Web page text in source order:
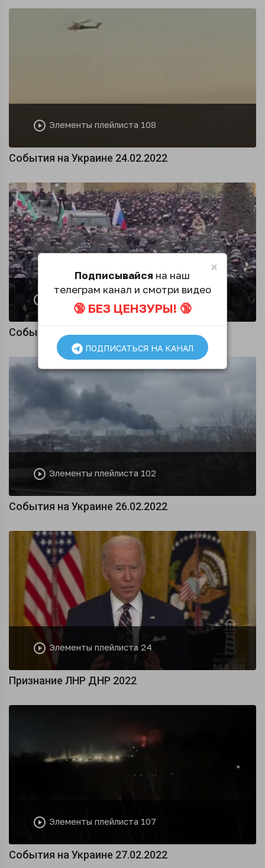
Элементы плейлиста 108
События на Украине 24.02.2022
Элементы плейлиста 119
События на Украине 25.02.2022
Элементы плейлиста 102
События на Украине 26.02.2022
Элементы плейлиста 24
Признание ЛНР ДНР 2022
Элементы плейлиста 107
События на Украине 27.02.2022
×
Подписывайся на наш
телеграм канал и смотри видео
🔞 БЕЗ ЦЕНЗУРЫ! 🔞
ПОДПИСАТЬСЯ НА КАНАЛ